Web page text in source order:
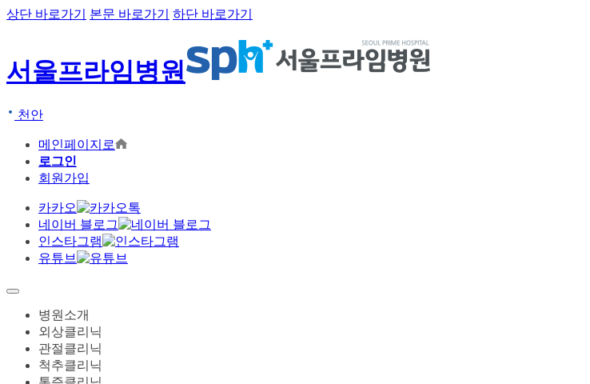
상단 바로가기 본문 바로가기 하단 바로가기
서울프라임병원
천안
메인페이지로
로그인
회원가입
카카오
네이버 블로그
인스타그램
유튜브
병원소개
외상클리닉
관절클리닉
척추클리닉